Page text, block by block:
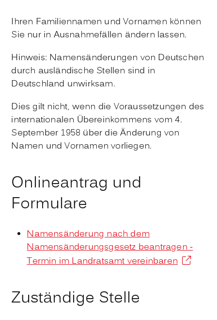
Ihren Familiennamen und Vornamen können
Sie nur in Ausnahmefällen ändern lassen.
Hinweis: Namensänderungen von Deutschen
durch ausländische Stellen sind in
Deutschland unwirksam.
Dies gilt nicht, wenn die Voraussetzungen des
internationalen Übereinkommens vom 4.
September 1958 über die Änderung von
Namen und Vornamen vorliegen.
Onlineantrag und
Formulare
Namensänderung nach dem
Namensänderungsgesetz beantragen -
Termin im Landratsamt vereinbaren
Zuständige Stelle